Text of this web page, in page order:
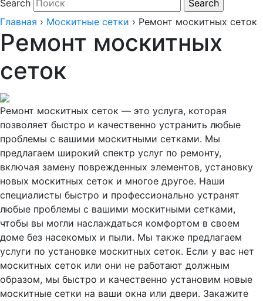
Search
Главная › Москитные сетки › Ремонт москитных сеток
Ремонт москитных
сеток
Ремонт москитных сеток — это услуга, которая
позволяет быстро и качественно устранить любые
проблемы с вашими москитными сетками. Мы
предлагаем широкий спектр услуг по ремонту,
включая замену поврежденных элементов, установку
новых москитных сеток и многое другое. Наши
специалисты быстро и профессионально устранят
любые проблемы с вашими москитными сетками,
чтобы вы могли наслаждаться комфортом в своем
доме без насекомых и пыли. Мы также предлагаем
услуги по установке москитных сеток. Если у вас нет
москитных сеток или они не работают должным
образом, мы быстро и качественно установим новые
москитные сетки на ваши окна или двери. Закажите